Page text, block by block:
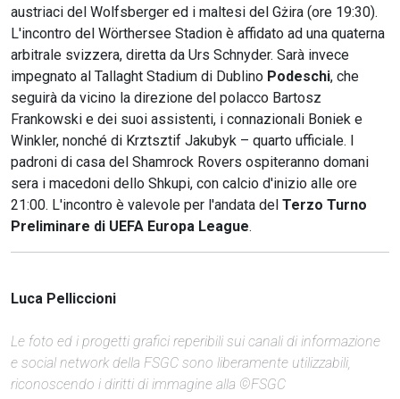
austriaci del Wolfsberger ed i maltesi del Gżira (ore 19:30).
L'incontro del Wörthersee Stadion è affidato ad una quaterna
arbitrale svizzera, diretta da Urs Schnyder. Sarà invece
impegnato al Tallaght Stadium di Dublino Podeschi, che
seguirà da vicino la direzione del polacco Bartosz
Frankowski e dei suoi assistenti, i connazionali Boniek e
Winkler, nonché di Krztsztif Jakubyk – quarto ufficiale. I
padroni di casa del Shamrock Rovers ospiteranno domani
sera i macedoni dello Shkupi, con calcio d'inizio alle ore
21:00. L'incontro è valevole per l'andata del Terzo Turno
Preliminare di UEFA Europa League.
Luca Pelliccioni
Le foto ed i progetti grafici reperibili sui canali di informazione
e social network della FSGC sono liberamente utilizzabili,
riconoscendo i diritti di immagine alla ©FSGC